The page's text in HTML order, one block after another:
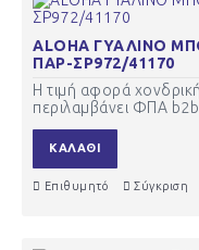
ALOHA ΓΥΑΛΙΝΟ
ΠΑΡ-ΣΡ972/41170
Η τιμή αφορά
περιλαμβάνει ΦΠΑ
ΚΑΛΆΘΙ
Επιθυμητό Σύγκριση